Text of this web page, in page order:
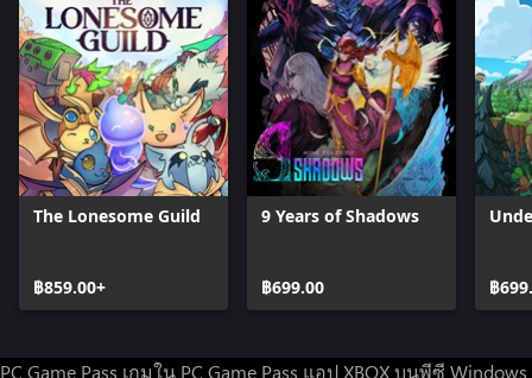
The Lonesome Guild
฿859.00+
9 Years of Shadows
฿699.00 ฿
PC Game Pass เกมใน PC Game Pass แอป XBOX บนพีซี Windows